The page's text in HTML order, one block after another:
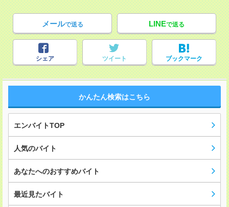
メールで送る LINEで送る
シェア ツイート ブックマーク
かんたん検索はこちら
エンバイトTOP
人気のバイト
あなたへのおすすめバイト
最近見たバイト